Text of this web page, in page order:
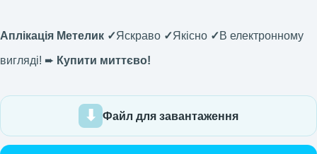
Аплікація Метелик ✓Яскраво ✓Якісно ✓В електронному
вигляді! ➨ Купити миттєво!
Файл для завантаження